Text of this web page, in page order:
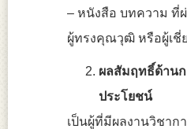
– หนังสือ บทความ ที่
ผู้ทรงคุณวุฒิ หรือผู้เชี่
ผลสัมฤทธิ์ด้าน
ประโยชน์
เป็นผู้ที่มีผลงานวิชา